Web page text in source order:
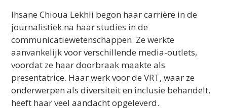
Ihsane Chioua Lekhli begon haar carrière in de
journalistiek na haar studies in de
communicatiewetenschappen. Ze werkte
aanvankelijk voor verschillende media-outlets,
voordat ze haar doorbraak maakte als
presentatrice. Haar werk voor de VRT, waar ze
onderwerpen als diversiteit en inclusie behandelt,
heeft haar veel aandacht opgeleverd.